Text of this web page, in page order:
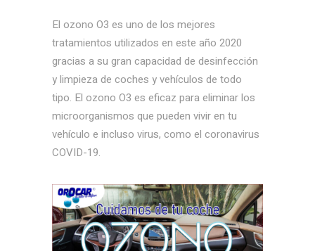
El ozono O3 es uno de los mejores
tratamientos utilizados en este año 2020
gracias a su gran capacidad de desinfección
y limpieza de coches y vehículos de todo
tipo. El ozono O3 es eficaz para eliminar los
microorganismos que pueden vivir en tu
vehículo e incluso virus, como el coronavirus
COVID-19.